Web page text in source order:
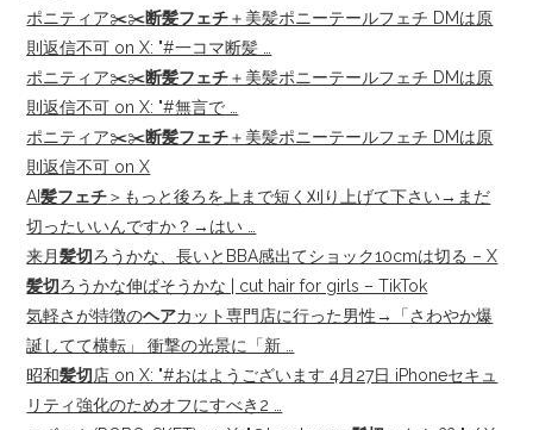
ポニティア✂️✂️断髪フェチ＋美髪ポニーテールフェチ DMは原
則返信不可 on X: "#一コマ断髪 …
ポニティア✂️✂️断髪フェチ＋美髪ポニーテールフェチ DMは原
則返信不可 on X: "#無言で …
ポニティア✂️✂️断髪フェチ＋美髪ポニーテールフェチ DMは原
則返信不可 on X
AI髪フェチ＞もっと後ろを上まで短く刈り上げて下さい→まだ
切ったいいんですか？→はい …
来月髪切ろうかな、長いとBBA感出てショック10cmは切る – X
髪切ろうかな伸ばそうかな | cut hair for girls – TikTok
気軽さが特徴のヘアカット専門店に行った男性→「さわやか爆
誕してて横転」 衝撃の光景に「新 …
昭和髪切店 on X: "#おはようございます 4月27日 iPhoneセキュ
リティ強化のためオフにすべき2 …